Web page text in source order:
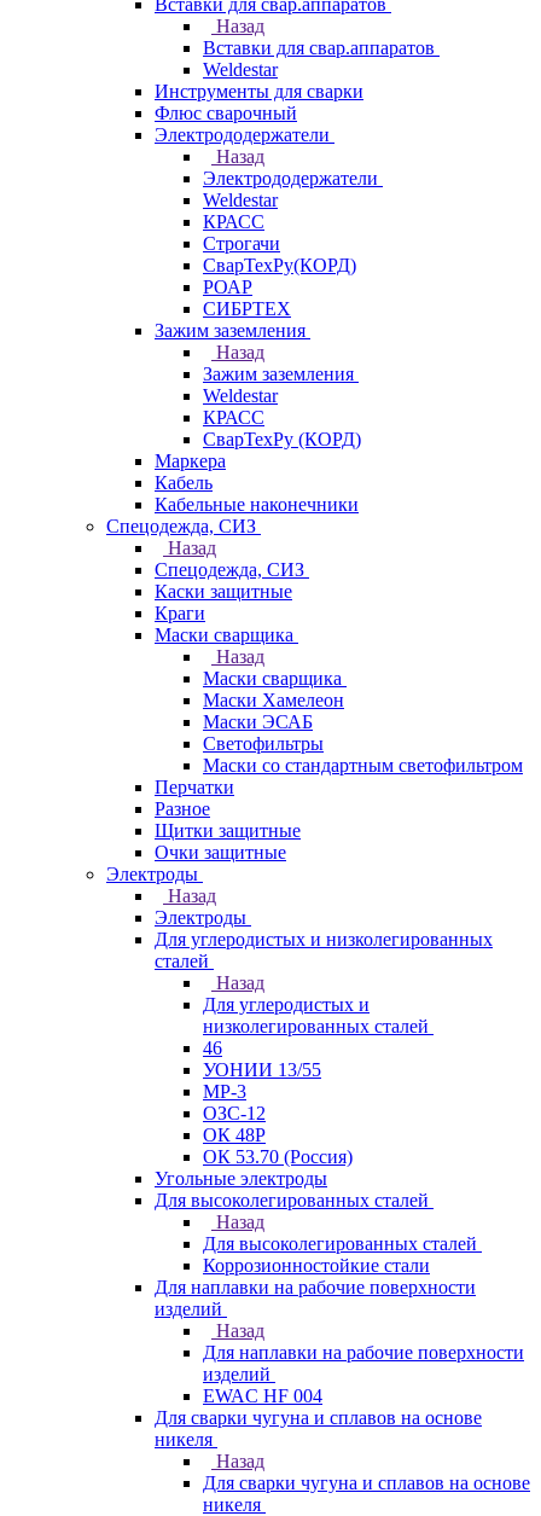
Вставки для свар.аппаратов
Назад
Вставки для свар.аппаратов
Weldestar
Инструменты для сварки
Флюс сварочный
Электрододержатели
Назад
Электрододержатели
Weldestar
КРАСС
Строгачи
СварТехРу(КОРД)
РОАР
СИБРТЕХ
Зажим заземления
Назад
Зажим заземления
Weldestar
КРАСС
СварТехРу (КОРД)
Маркера
Кабель
Кабельные наконечники
Спецодежда, СИЗ
Назад
Спецодежда, СИЗ
Каски защитные
Краги
Маски сварщика
Назад
Маски сварщика
Маски Хамелеон
Маски ЭСАБ
Светофильтры
Маски со стандартным светофильтром
Перчатки
Разное
Щитки защитные
Очки защитные
Электроды
Назад
Электроды
Для углеродистых и низколегированных
сталей
Назад
Для углеродистых и
низколегированных сталей
46
УОНИИ 13/55
МР-3
ОЗС-12
ОК 48Р
ОК 53.70 (Россия)
Угольные электроды
Для высоколегированных сталей
Назад
Для высоколегированных сталей
Коррозионностойкие стали
Для наплавки на рабочие поверхности
изделий
Назад
Для наплавки на рабочие поверхности
изделий
EWAC HF 004
Для сварки чугуна и сплавов на основе
никеля
Назад
Для сварки чугуна и сплавов на основе
никеля